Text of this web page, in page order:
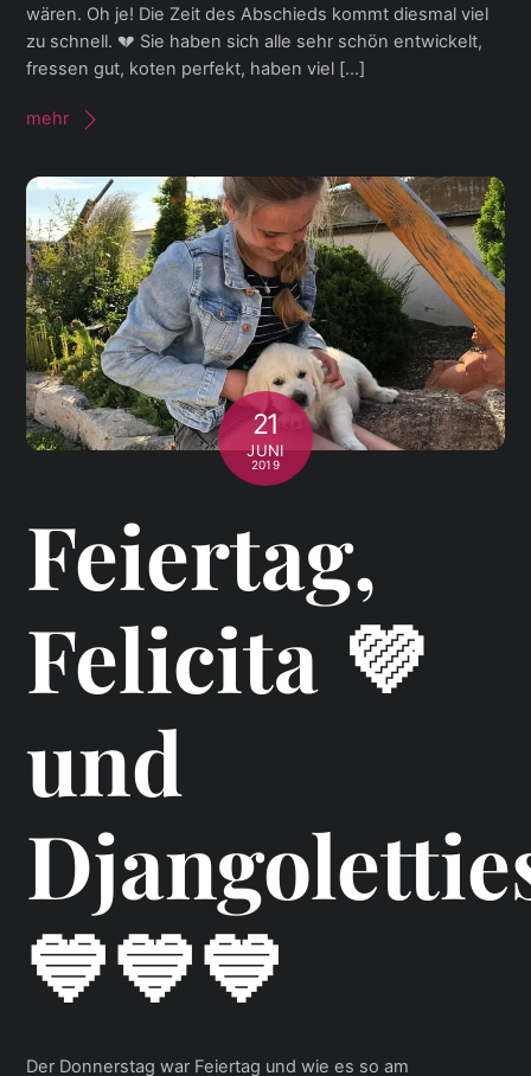
wären. Oh je! Die Zeit des Abschieds kommt diesmal viel
zu schnell. 💔 Sie haben sich alle sehr schön entwickelt,
fressen gut, koten perfekt, haben viel […]
mehr
21
JUNI
2019
Feiertag,
Felicita 💜
und
💙💙💙
Der Donnerstag war Feiertag und wie es so am